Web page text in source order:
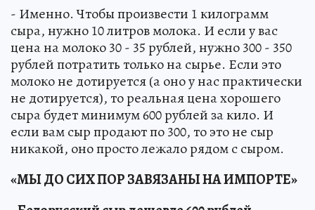
- Именно. Чтобы произвести 1 килограмм
сыра, нужно 10 литров молока. И если у вас
цена на молоко 30 - 35 рублей, нужно 300 - 350
рублей потратить только на сырье. Если это
молоко не дотируется (а оно у нас практически
не дотируется), то реальная цена хорошего
сыра будет минимум 600 рублей за кило. И
если вам сыр продают по 300, то это не сыр
никакой, оно просто лежало рядом с сыром.
«МЫ ДО СИХ ПОР ЗАВЯЗАНЫ НА ИМПОРТЕ»